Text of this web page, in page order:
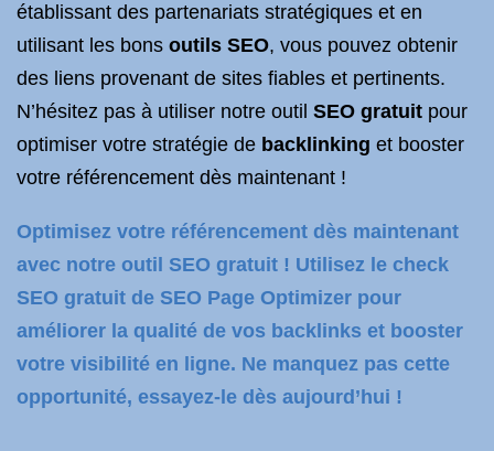
établissant des partenariats stratégiques et en
utilisant les bons outils SEO, vous pouvez obtenir
des liens provenant de sites fiables et pertinents.
N’hésitez pas à utiliser notre outil SEO gratuit pour
optimiser votre stratégie de backlinking et booster
votre référencement dès maintenant !
Optimisez votre référencement dès maintenant
avec notre outil SEO gratuit ! Utilisez le check
SEO gratuit de SEO Page Optimizer pour
améliorer la qualité de vos backlinks et booster
votre visibilité en ligne. Ne manquez pas cette
opportunité, essayez-le dès aujourd’hui !